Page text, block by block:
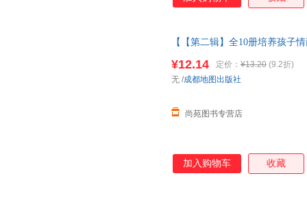
【【第二辑】全10册培养孩子
货【让您无忧购物】
¥12.14 定价： ¥13.20 (9.2折)
尚苑图书专营店
无 /成都地图出版社
加入购物车 收藏